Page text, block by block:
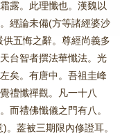
露。此理懺也。漢魏以
經論未備(方等諸經婆沙
五悔之辭。尊經尚義多
台智者撰法華懺法。光
矣。有唐中。吾祖圭峰
禮懺禪觀。凡一十八
而禮佛懺儀之門有八。
葢被三期限內修證耳。